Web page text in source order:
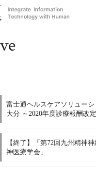
富士通ヘルスケアソリューシ
大分 ～2020年度診療報酬改
【終了】「第72回九州精神
神医療学会」